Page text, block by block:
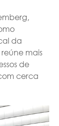
da
mais
de
cerca